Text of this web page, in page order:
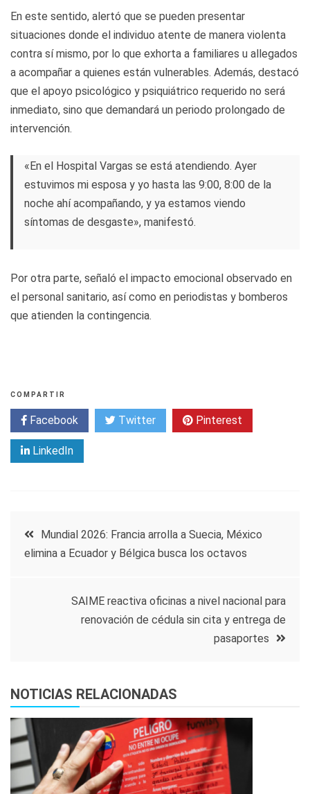
En este sentido, alertó que se pueden presentar
situaciones donde el individuo atente de manera violenta
contra sí mismo, por lo que exhorta a familiares u allegados
a acompañar a quienes están vulnerables. Además, destacó
que el apoyo psicológico y psiquiátrico requerido no será
inmediato, sino que demandará un periodo prolongado de
intervención.
«En el Hospital Vargas se está atendiendo. Ayer
estuvimos mi esposa y yo hasta las 9:00, 8:00 de la
noche ahí acompañando, y ya estamos viendo
síntomas de desgaste», manifestó.
Por otra parte, señaló el impacto emocional observado en
el personal sanitario, así como en periodistas y bomberos
que atienden la contingencia.
COMPARTIR
Facebook Twitter Pinterest
LinkedIn
Navegación
entradas
Mundial 2026: Francia arrolla a Suecia, México
elimina a Ecuador y Bélgica busca los octavos
SAIME reactiva oficinas a nivel nacional para
renovación de cédula sin cita y entrega de
pasaportes
NOTICIAS RELACIONADAS